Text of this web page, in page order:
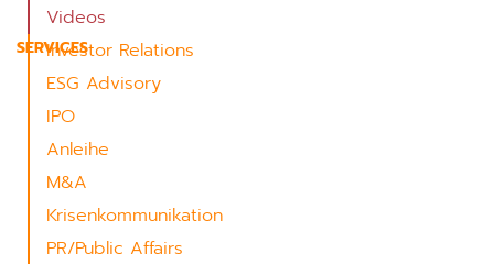
Videos
SERVICES
Investor Relations
ESG Advisory
IPO
Anleihe
M&A
Krisenkommunikation
PR/Public Affairs